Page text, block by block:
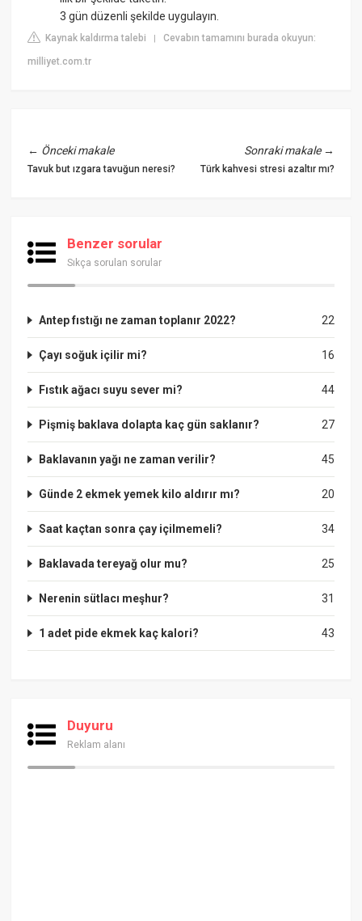
3 gün düzenli şekilde uygulayın.
Kaynak kaldırma talebi |Cevabın tamamını burada okuyun:
milliyet.com.tr
← Önceki makale
Tavuk but ızgara tavuğun neresi?
Sonraki makale→
Türk kahvesi stresi azaltır mı?
Benzer sorular
Sıkça sorulan sorular
22
Antep fıstığı ne zaman toplanır 2022?
16
Çayı soğuk içilir mi?
44
Fıstık ağacı suyu sever mi?
27
Pişmiş baklava dolapta kaç gün saklanır?
45
Baklavanın yağı ne zaman verilir?
20
Günde 2 ekmek yemek kilo aldırır mı?
34
Saat kaçtan sonra çay içilmemeli?
25
Baklavada tereyağ olur mu?
31
Nerenin sütlacı meşhur?
43
1 adet pide ekmek kaç kalori?
Duyuru
Reklam alanı